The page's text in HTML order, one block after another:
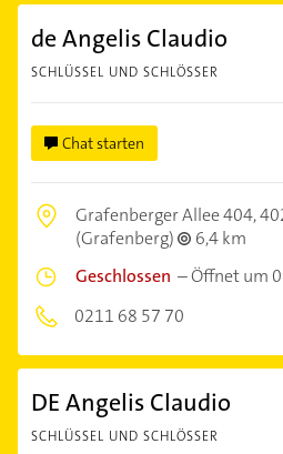
de Angelis Claudio
SCHLÜSSEL UND SCHLÖSSER
Chat starten
Grafenberger Allee 404,
(Grafenberg)
6,4 km
Geschlossen –Öffnet um
0211 68 57 70
DE Angelis Claudio
SCHLÜSSEL UND SCHLÖSSER